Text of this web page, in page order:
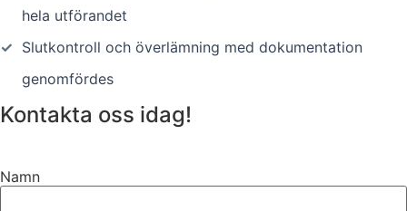
hela utförandet
✓ Slutkontroll och överlämning med dokumentation
genomfördes
Kontakta oss idag!
Namn